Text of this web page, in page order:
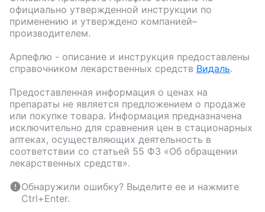
официально утвержденной инструкции по
применению и утверждено компанией–
производителем.
Арпефлю - описание и инструкция предоставлены
справочником лекарственных средств Видаль.
Предоставленная информация о ценах на
препараты не является предложением о продаже
или покупке товара. Информация предназначена
исключительно для сравнения цен в стационарных
аптеках, осуществляющих деятельность в
соответствии со статьей 55 ФЗ «Об обращении
лекарственных средств».
Обнаружили ошибку? Выделите ее и нажмите
Ctrl+Enter.